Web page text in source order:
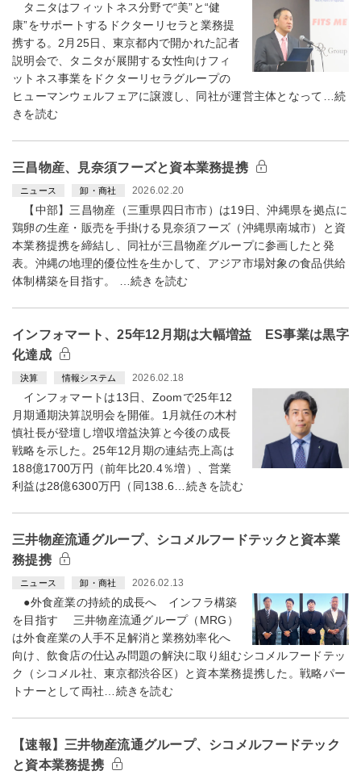
タニタはフィットネス分野で“美”と“健
康”をサポートするドクターリセラと業務提
携する。2月25日、東京都内で開かれた記者
説明会で、タニタが展開する女性向けフィ
ットネス事業をドクターリセラグループの
ヒューマンウェルフェアに譲渡し、同社が運営主体となって…続
きを読む
三昌物産、見奈須フーズと資本業務提携
ニュース 卸・商社 2026.02.20
【中部】三昌物産（三重県四日市市）は19日、沖縄県を拠点に
鶏卵の生産・販売を手掛ける見奈須フーズ（沖縄県南城市）と資
本業務提携を締結し、同社が三昌物産グループに参画したと発
表。沖縄の地理的優位性を生かして、アジア市場対象の食品供給
体制構築を目指す。 …続きを読む
インフォマート、25年12月期は大幅増益 ES事業は黒字
化達成
決算 情報システム 2026.02.18
インフォマートは13日、Zoomで25年12
月期通期決算説明会を開催。1月就任の木村
慎社長が登壇し増収増益決算と今後の成長
戦略を示した。25年12月期の連結売上高は
188億1700万円（前年比20.4％増）、営業
利益は28億6300万円（同138.6…続きを読む
三井物産流通グループ、シコメルフードテックと資本業
務提携
ニュース 卸・商社 2026.02.13
●外食産業の持続的成長へ インフラ構築
を目指す 三井物産流通グループ（MRG）
は外食産業の人手不足解消と業務効率化へ
向け、飲食店の仕込み問題の解決に取り組むシコメルフードテッ
ク（シコメル社、東京都渋谷区）と資本業務提携した。戦略パー
トナーとして両社…続きを読む
【速報】三井物産流通グループ、シコメルフードテック
と資本業務提携